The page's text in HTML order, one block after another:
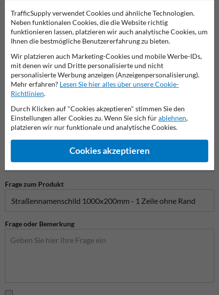
Stellen Sie Ihre Frage an Verkehrsschildkaufen.de
Name*
Firmenname
E-Mail-Adresse*
Frage zum Produkt
Frage oder Bemerkung
TrafficSupply verwendet Cookies und ähnliche Technologien.
Neben funktionalen Cookies, die die Website richtig
funktionieren lassen, platzieren wir auch analytische Cookies, um
Ihnen die bestmögliche Benutzererfahrung zu bieten.
Wir platzieren auch Marketing-Cookies und mobile Werbe-IDs,
mit denen wir und Dritte personalisierte und nicht
personalisierte Werbung anzeigen (Anzeigenpersonalisierung).
Mehr erfahren? Lesen Sie hier alles über unsere Cookie-
Richtlinien.
Durch Klicken auf "Cookies akzeptieren" stimmen Sie den
Einstellungen aller Cookies zu. Wenn Sie sich fürablehnen,
platzieren wir nur funktionale und analytische Cookies.
Cookies akzeptieren